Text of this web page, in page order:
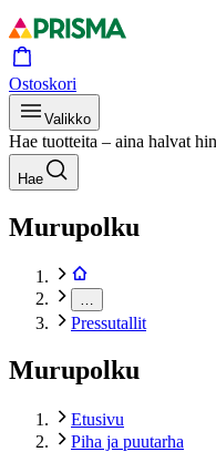
Ostoskori
Valikko
Hae tuotteita – aina halvat
Hae
Murupolku
Pressutallit
Murupolku
Etusivu
Piha ja puutarha